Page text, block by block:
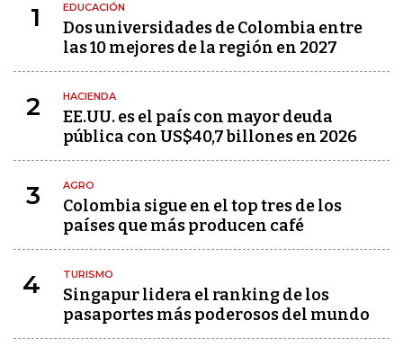
1 EDUCACIÓN
Dos universidades de Colombia entre
las 10 mejores de la región en 2027
2 HACIENDA
EE.UU. es el país con mayor deuda
pública con US$40,7 billones en 2026
3 AGRO
Colombia sigue en el top tres de los
países que más producen café
4 TURISMO
Singapur lidera el ranking de los
pasaportes más poderosos del mundo